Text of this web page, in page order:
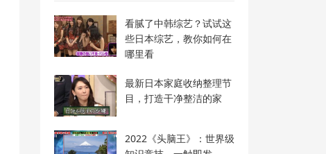
看腻了中韩综艺？试试这
些日本综艺，教你如何在
哪里看
最新日本家庭收纳整理节
目，打造干净整洁的家
2022《头脑王》：世界级